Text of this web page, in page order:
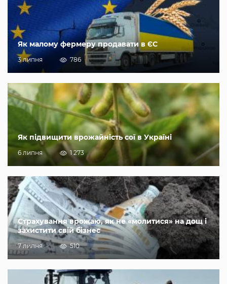
Як малому фермеру продавати в ЄС
3 липня 786
Як підвищити врожайність сої в Україні
6 липня 1 273
Страхування врожаю, як не «молитися» на дощ і
захистити свій бізнес
7 липня 510